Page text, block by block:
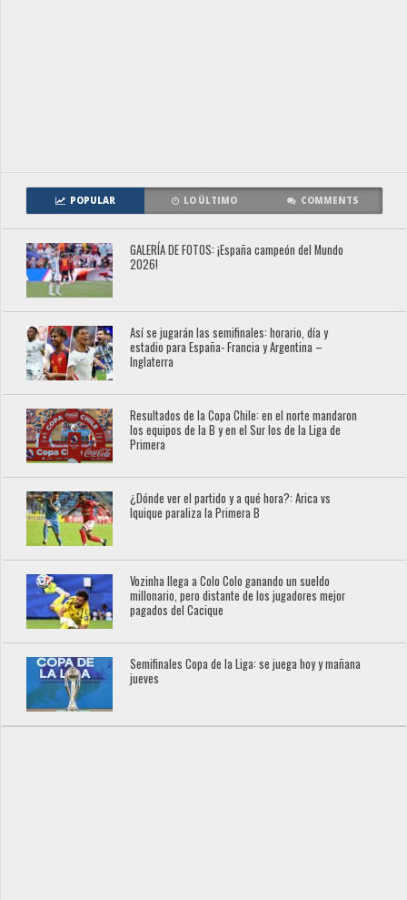
POPULAR LO ÚLTIMO COMMENTS
GALERÍA DE FOTOS: ¡España campeón del Mundo
2026!
Así se jugarán las semifinales: horario, día y
estadio para España- Francia y Argentina –
Inglaterra
Resultados de la Copa Chile: en el norte mandaron
los equipos de la B y en el Sur los de la Liga de
Primera
¿Dónde ver el partido y a qué hora?: Arica vs
Iquique paraliza la Primera B
Vozinha llega a Colo Colo ganando un sueldo
millonario, pero distante de los jugadores mejor
pagados del Cacique
Semifinales Copa de la Liga: se juega hoy y mañana
jueves